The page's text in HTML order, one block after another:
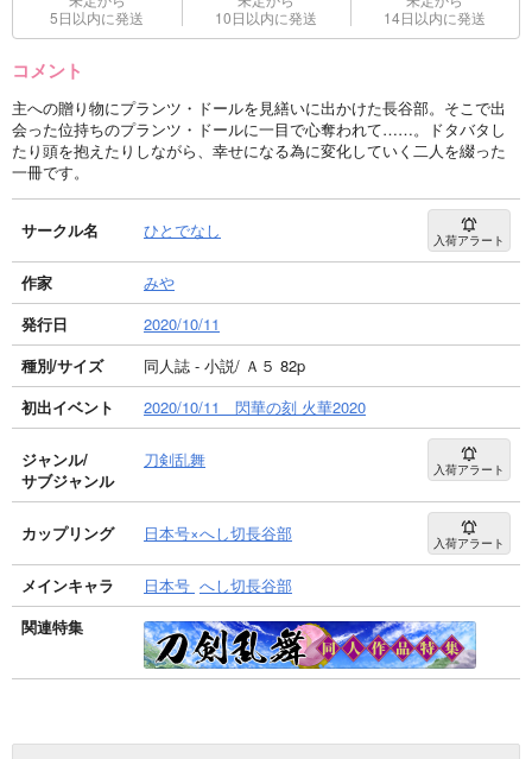
5日以内に発送
10日以内に発送
14日以内に発送
コメント
主への贈り物にプランツ・ドールを見繕いに出かけた長谷部。そこで出
会った位持ちのプランツ・ドールに一目で心奪われて……。ドタバタし
たり頭を抱えたりしながら、幸せになる為に変化していく二人を綴った
一冊です。
サークル名 ひとでなし 入荷アラート
作家
みや
発行日
2020/10/11
種別/サイズ
同人誌 - 小説/ Ａ５ 82p
初出イベント
2020/10/11 閃華の刻 火華2020
ジャンル/
サブジャンル
刀剣乱舞 入荷アラート
カップリング 日本号×へし切長谷部 入荷アラート
メインキャラ 日本号 へし切長谷部
関連特集